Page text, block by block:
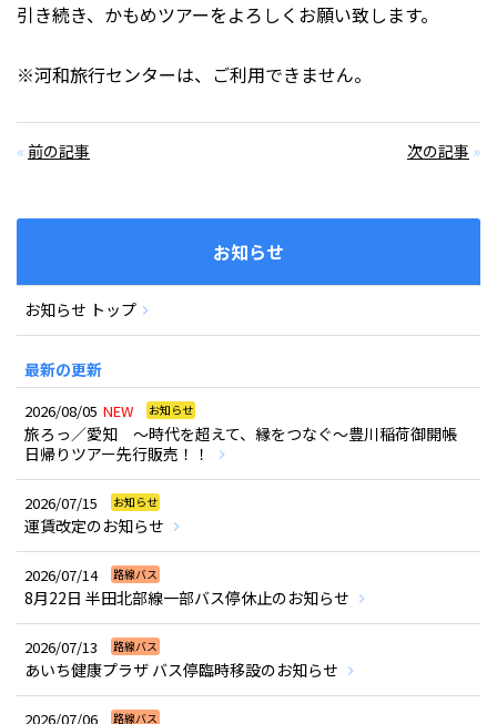
引き続き、かもめツアーをよろしくお願い致します。
※河和旅行センターは、ご利用できません。
« 前の記事 次の記事 »
お知らせ
お知らせ トップ
最新の更新
2026/08/05 NEW お知らせ
旅ろっ／愛知 ～時代を超えて、縁をつなぐ～豊川稲荷御開帳
日帰りツアー先行販売！！
2026/07/15 お知らせ
運賃改定のお知らせ
2026/07/14 路線バス
8月22日 半田北部線一部バス停休止のお知らせ
2026/07/13 路線バス
あいち健康プラザ バス停臨時移設のお知らせ
2026/07/06 路線バス